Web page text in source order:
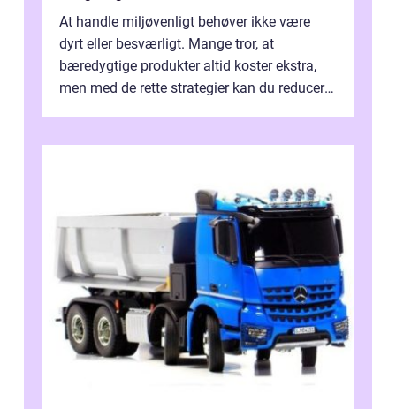
At handle miljøvenligt behøver ikke være
dyrt eller besværligt. Mange tror, at
bæredygtige produkter altid koster ekstra,
men med de rette strategier kan du reducere